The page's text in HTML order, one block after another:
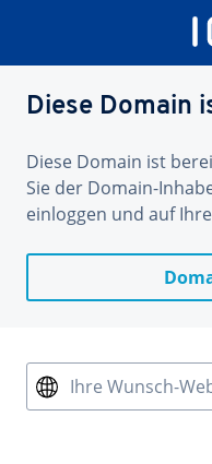
Diese Domain
Diese Domain ist
Sie der Domain-
einloggen und auf
Ihre Wunsch-